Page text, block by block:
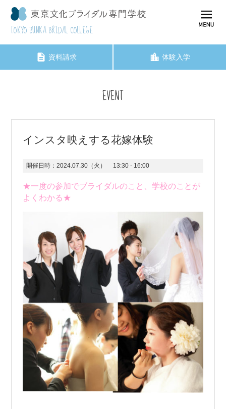
TOKYO BUNKA BRIDAL COLLEGE
資料請求 体験入学
EVENT
インスタ映えする花嫁体験
開催日時： 2024.07.30（火） 13:30 - 16:00
★一度の参加でブライダルのこと、学校のことが
よくわかる★